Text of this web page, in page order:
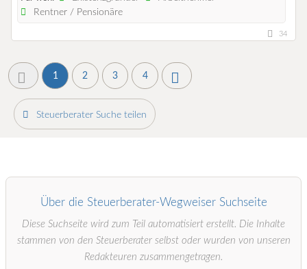
Rentner / Pensionäre
34
1 2 3 4
Steuerberater Suche teilen
Über die Steuerberater-Wegweiser Suchseite
Diese Suchseite wird zum Teil automatisiert erstellt. Die Inhalte
stammen von den Steuerberater selbst oder wurden von unseren
Redakteuren zusammengetragen.